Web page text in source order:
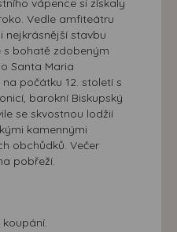
Vedle amfiteátru
nejkrásnější stavbu
s bohatě zdobeným
Santa Maria
počátku 12. století s
barokní Biskupský
se skvostnou lodžií
kamennými
obchůdků. Večer
pobřeží.